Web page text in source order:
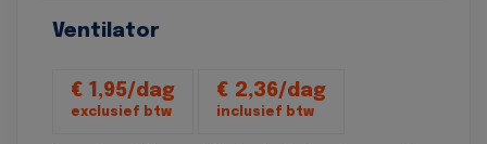
Ventilator
€ 1,95/dag
exclusief btw
€ 2,36/dag
inclusief btw